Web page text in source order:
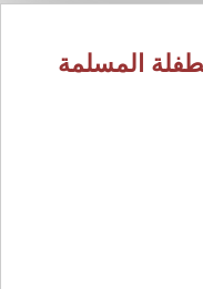
المسلمة